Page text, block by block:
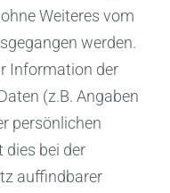
Weiteres vom
werden.
Information der
(z.B. Angaben
persönlichen
dies bei der
auffindbarer